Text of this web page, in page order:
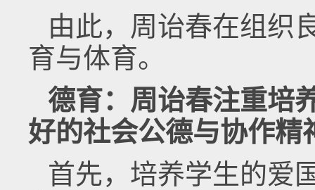
由此，周诒春在组织
育与体育。
德育：周诒春注重培
好的社会公德与协作精
首先，培养学生的爱